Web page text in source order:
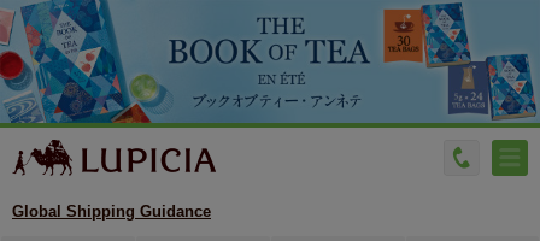
Global Shipping Guidance